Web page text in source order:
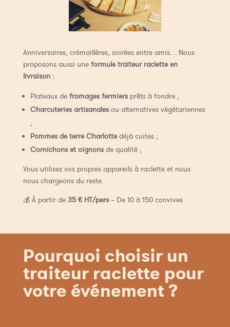
Anniversaires, crémaillères, soirées entre amis… Nous
proposons aussi uneformule traiteur raclette en
livraison :
Plateaux de fromages fermiersprêts à fondre ;
Charcuteries artisanalesou alternatives végétariennes
;
Pommes de terre Charlottedéjà cuites ;
Cornichons et oignonsde qualité ;
Vous utilisez vos propres appareils à raclette et nous
nous chargeons du reste.
💰 À partir de 35 € HT/pers– De 10 à 150 convives
Pourquoi choisir un
traiteur raclette pour
votre événement ?